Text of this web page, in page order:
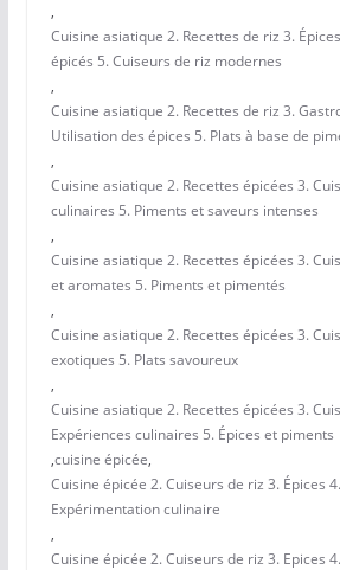
,
Cuisine asiatique 2. Recettes de riz 3.
épicés 5. Cuiseurs de riz modernes
,
Cuisine asiatique 2. Recettes de riz 3.
Utilisation des épices 5. Plats à base de
,
Cuisine asiatique 2. Recettes épicées 3.
culinaires 5. Piments et saveurs intenses
,
Cuisine asiatique 2. Recettes épicées 3.
et aromates 5. Piments et pimentés
,
Cuisine asiatique 2. Recettes épicées 3.
exotiques 5. Plats savoureux
,
Cuisine asiatique 2. Recettes épicées 3.
Expériences culinaires 5. Épices et piments
,cuisine épicée,
Cuisine épicée 2. Cuiseurs de riz 3. Épices
Expérimentation culinaire
,
Cuisine épicée 2. Cuiseurs de riz 3. Epices